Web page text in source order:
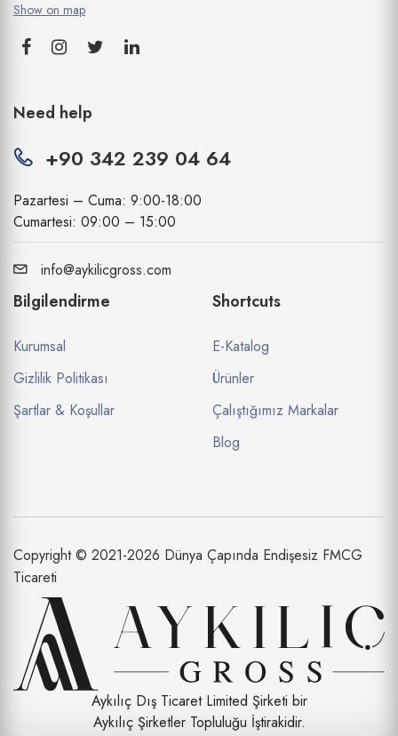
Show on map
Need help
+90 342 239 04 64
Pazartesi – Cuma: 9:00-18:00
Cumartesi: 09:00 – 15:00
info@aykilicgross.com
Bilgilendirme
Kurumsal
Gizlilik Politikası
Şartlar & Koşullar
Shortcuts
E-Katalog
Ürünler
Çalıştığımız Markalar
Blog
Copyright © 2021-2026 Dünya Çapında Endişesiz FMCG
Ticareti
Aykılıç Dış Ticaret Limited Şirketi bir
Aykılıç Şirketler Topluluğu İştirakidir.